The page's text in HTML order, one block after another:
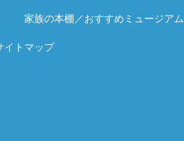
家族の本棚／おすすめミュージアム
イトマップ